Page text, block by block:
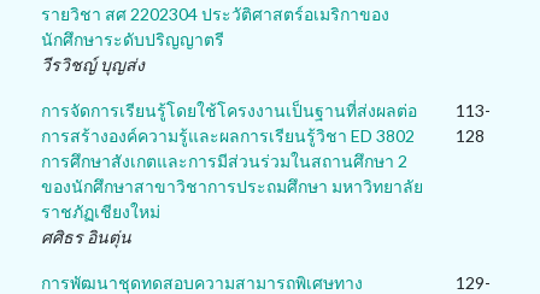
รายวิชา สศ 2202304 ประวัติศาสตร์อเมริกาของ
นักศึกษาระดับปริญญาตรี
วีรวิชญ์ บุญส่ง
การจัดการเรียนรู้โดยใช้โครงงานเป็นฐานที่ส่งผลต่อ
การสร้างองค์ความรู้และผลการเรียนรู้วิชา ED 3802
การศึกษาสังเกตและการมีส่วนร่วมในสถานศึกษา 2
ของนักศึกษาสาขาวิชาการประถมศึกษา มหาวิทยาลัย
ราชภัฏเชียงใหม่
ศศิธร อินตุ่น
113-
128
การพัฒนาชุดทดสอบความสามารถพิเศษทาง
129-